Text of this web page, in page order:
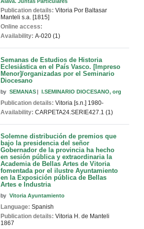
Publication details: Vitoria Por Baltasar
Manteli s.a. [1815]
Online access:
Availability: A-020 (1)
Semanas de Estudios de Historia
Eclesiástica en el País Vasco. [Impreso
Menor]/organizadas por el Seminario
Diocesano
by SEMANAS I.SEMINARIO DIOCESANO, org
Publication details: Vitoria [s.n.] 1980-
Availability: CARPETA24.SERIE427.1 (1)
Solemne distribución de premios que
bajo la presidencia del señor
Gobernador de la provincia ha hecho
en sesión pública y extraordinaria la
Academia de Bellas Artes de Vitoria
fomentada por el ilustre Ayuntamiento
en la Exposición pública de Bellas
Artes e Industria
by Vitoria Ayuntamiento
Language: Spanish
Publication details: Vitoria H. de Manteli
1867